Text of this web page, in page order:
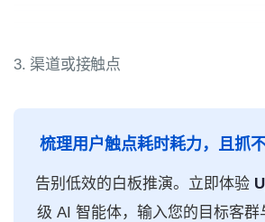
3. 渠道或接触点
梳理用户触点耗时耗力，且抓
告别低效的白板推演。立即体验
级 AI 智能体，输入您的目标客群